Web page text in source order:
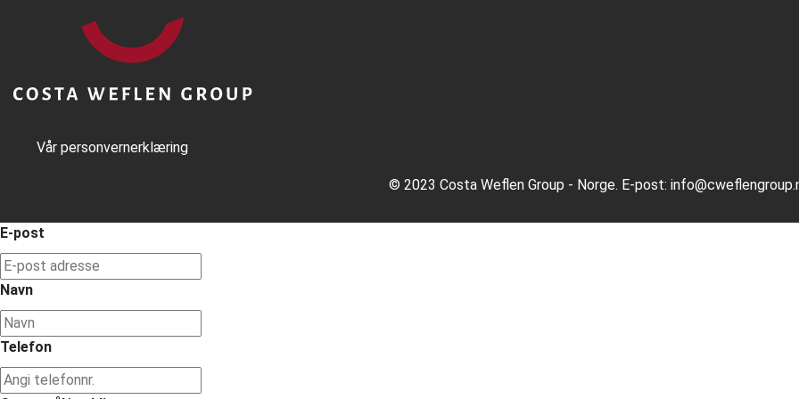
Vår personvernerklæring
© 2023 Costa Weflen Group - Norge. E-post:
E-post
Navn
Telefon